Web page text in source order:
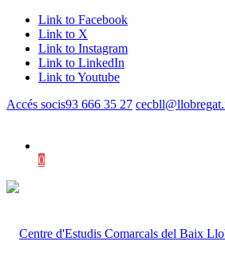
Link to Facebook
Link to X
Link to Instagram
Link to LinkedIn
Link to Youtube
Accés socis93 666 35 27
0